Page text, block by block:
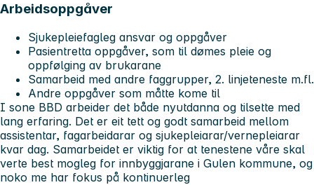
Arbeidsoppgåver
Sjukepleiefagleg ansvar og oppgåver
Pasientretta oppgåver, som til dømes pleie og
oppfølging av brukarane
Samarbeid med andre faggrupper, 2. linjeteneste m.fl.
Andre oppgåver som måtte kome til
I sone BBD arbeider det både nyutdanna og tilsette med
lang erfaring. Det er eit tett og godt samarbeid mellom
assistentar, fagarbeidarar og sjukepleiarar/vernepleiarar
kvar dag. Samarbeidet er viktig for at tenestene våre skal
verte best mogleg for innbyggjarane i Gulen kommune, og
noko me har fokus på kontinuerleg